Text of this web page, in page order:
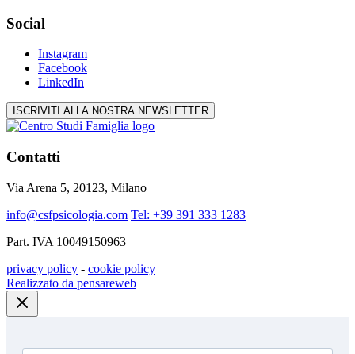
Social
Instagram
Facebook
LinkedIn
ISCRIVITI ALLA NOSTRA NEWSLETTER
Contatti
Via Arena 5, 20123, Milano
info@csfpsicologia.com Tel: +39 391 333 1283
Part. IVA 10049150963
privacy policy - cookie policy
Realizzato da pensareweb